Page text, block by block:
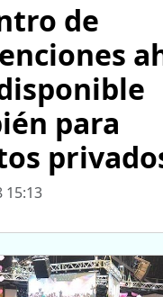
de
para
15:13